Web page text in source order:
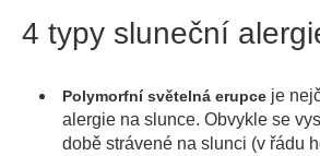
4 typy sluneční
Polymorfní světelná erupce je
alergie na slunce. Obvykle se
době strávené na slunci (v řádu